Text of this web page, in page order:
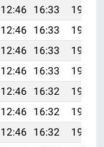
12:46 16:33
19:49
12:46 16:33
19:48
12:46 16:33
19:47
12:46 16:33
19:46
12:46 16:32
19:45
12:46 16:32
19:44
12:46 16:32
19:43